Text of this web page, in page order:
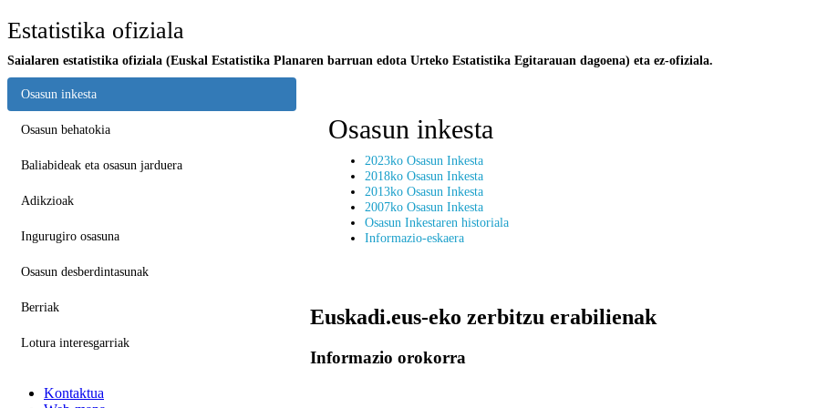
Estatistika ofiziala
Saialaren estatistika ofiziala (Euskal Estatistika Planaren barruan edota Urteko Estatistika Egitarauan dagoena) eta ez-ofiziala.
Osasun inkesta
Osasun behatokia
Baliabideak eta osasun jarduera
Adikzioak
Ingurugiro osasuna
Osasun desberdintasunak
Berriak
Lotura interesgarriak
Osasun inkesta
2023ko Osasun Inkesta
2018ko Osasun Inkesta
2013ko Osasun Inkesta
2007ko Osasun Inkesta
Osasun Inkestaren historiala
Informazio-eskaera
Euskadi.eus-eko zerbitzu erabilienak
Informazio orokorra
Kontaktua